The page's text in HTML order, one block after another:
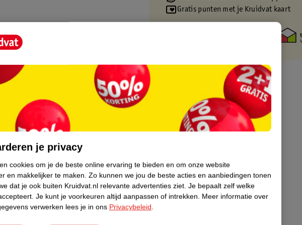
levensduur
Gratis punten met je Kruidvat kaart
je privacy
cookies om je de beste online ervaring te bieden en om onze website
en makkelijker te maken. Zo kunnen we jou de beste acties en aanbiedingen tonen
dat je ook buiten Kruidvat.nl relevante advertenties ziet. Je bepaalt zelf welke
Je kunt je voorkeuren altijd aanpassen of intrekken. Meer informatie over
verwerken lees je in ons Privacybeleid.